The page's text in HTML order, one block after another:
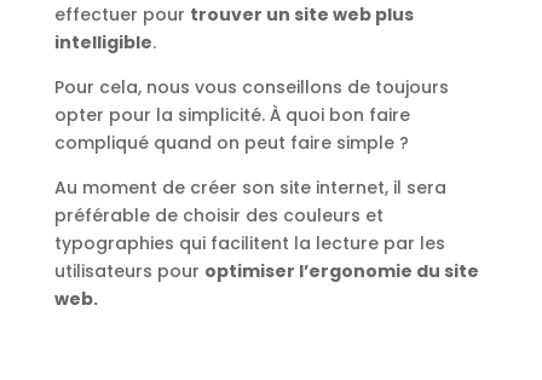
effectuer pour trouver un site web plus
intelligible.
Pour cela, nous vous conseillons de toujours
opter pour la simplicité. À quoi bon faire
compliqué quand on peut faire simple ?
Au moment de créer son site internet, il sera
préférable de choisir des couleurs et
typographies qui facilitent la lecture par les
utilisateurs pour optimiser l’ergonomie du site
web.